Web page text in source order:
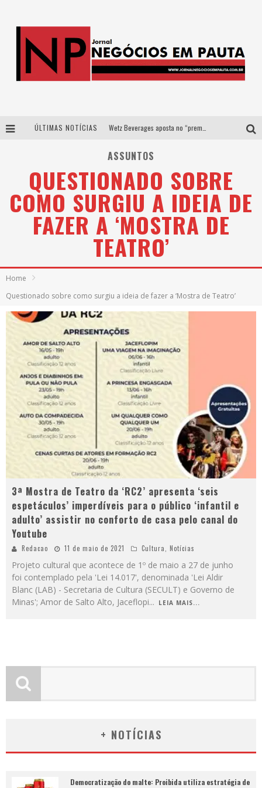
ÚLTIMAS NOTÍCIAS
Como a Cortex seduziu Google, AWS e McDonald’s com IA para o go-to-market
Democratização do malte: Proibida utiliza estratégia de custo-benefício para o lazer do brasileiro
ASSUNTOS
QUESTIONADO SOBRE
COMO SURGIU A IDEIA DE
FAZER A ‘MOSTRA DE
TEATRO’
Home
Questionado sobre como surgiu a ideia de fazer a ‘Mostra de Teatro’
3ª Mostra de Teatro da ‘RC2’ apresenta ‘seis
espetáculos’ imperdíveis para o público ‘infantil e
adulto’ assistir no conforto de casa pelo canal do
Youtube
Redacao 11 de maio de 2021 Cultura, Notícias
Projeto cultural que acontece de 1º de maio a 27 de junho
foi contemplado pela 'Lei 14.017', denominada 'Lei Aldir
Blanc (LAB) - Secretaria de Cultura (SECULT) e Governo de
Minas'; Amor de Salto Alto, Jaceflopi... LEIA MAIS...
+ NOTÍCIAS
Democratização do malte: Proibida utiliza estratégia de